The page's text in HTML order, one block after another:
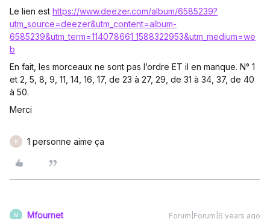
Le lien est https://www.deezer.com/album/6585239?
utm_source=deezer&utm_content=album-
6585239&utm_term=114078661_1588322953&utm_medium=we
b
En fait, les morceaux ne sont pas l’ordre ET il en manque. N° 1
et 2, 5, 8, 9, 11, 14, 16, 17, de 23 à 27, 29, de 31 à 34, 37, de 40
à 50.
Merci
K 1 personne aime ça
M Mfournet Forum|Forum|6 years ago